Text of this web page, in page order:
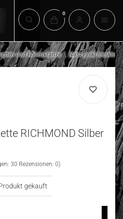
Suchmaschine öffnen
Produkte im
und Rosenkränze Naszyjniki męskie
RICHMOND Silber
30 Rezensionen: 0)
gekauft